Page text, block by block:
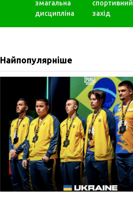
змагальна
дисципліна
спортивний
захід
Найпопулярніше